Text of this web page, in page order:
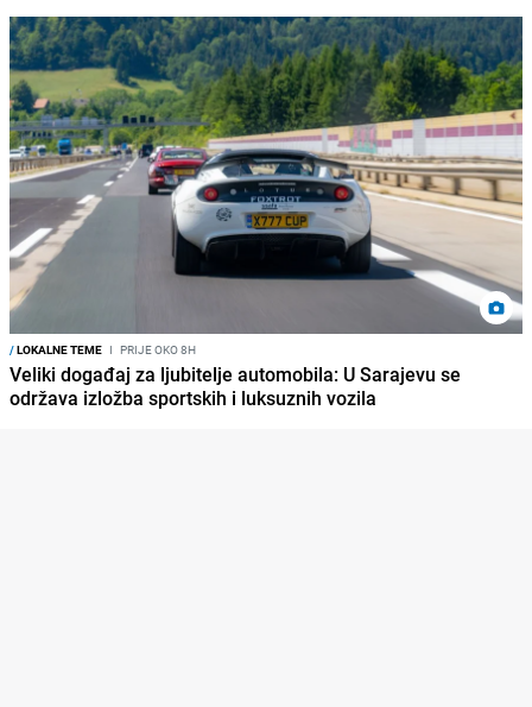
/LOKALNE TEME I PRIJE OKO 8H
Veliki događaj za ljubitelje automobila: U Sarajevu se
održava izložba sportskih i luksuznih vozila